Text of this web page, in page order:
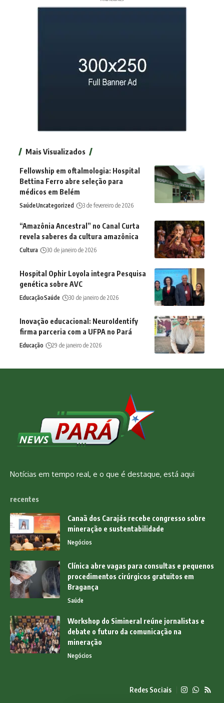
Mais Visualizados
Fellowship em oftalmologia: Hospital
Bettina Ferro abre seleção para
médicos em Belém
SaúdeUncategorized 3 de fevereiro de 2026
“Amazônia Ancestral” no Canal Curta
revela saberes da cultura amazônica
Cultura 30 de janeiro de 2026
Hospital Ophir Loyola integra Pesquisa
genética sobre AVC
EducaçãoSaúde 30 de janeiro de 2026
Inovação educacional: NeuroIdentify
firma parceria com a UFPA no Pará
Educação 29 de janeiro de 2026
Notícias em tempo real, e o que é destaque, está aqui
recentes
Canaã dos Carajás recebe congresso sobre
mineração e sustentabilidade
Negócios
Clínica abre vagas para consultas e pequenos
procedimentos cirúrgicos gratuitos em
Bragança
Saúde
Workshop do Simineral reúne jornalistas e
debate o futuro da comunicação na
mineração
Negócios
Redes Sociais